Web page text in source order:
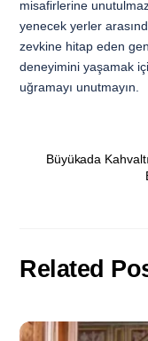
misafirlerine
yenecek yerler
zevkine hitap eden
deneyimini yaşamak
uğramayı unutmayın.
Büyükada Kahvaltı
Related